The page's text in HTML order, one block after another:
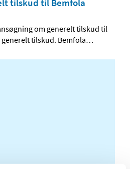
tilskud til Bemfola
om generelt tilskud til
tilskud. Bemfola…